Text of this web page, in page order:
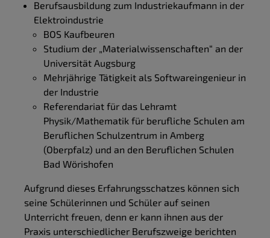
Berufsausbildung zum Industriekaufmann in der
Elektroindustrie
BOS Kaufbeuren
Studium der „Materialwissenschaften“ an der
Universität Augsburg
Mehrjährige Tätigkeit als Softwareingenieur in
der Industrie
Referendariat für das Lehramt
Physik/Mathematik für berufliche Schulen am
Beruflichen Schulzentrum in Amberg
(Oberpfalz) und an den Beruflichen Schulen
Bad Wörishofen
Aufgrund dieses Erfahrungsschatzes können sich
seine Schülerinnen und Schüler auf seinen
Unterricht freuen, denn er kann ihnen aus der
Praxis unterschiedlicher Berufszweige berichten